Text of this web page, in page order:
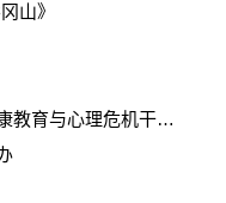
山》
干预 四级预警机制实施细则